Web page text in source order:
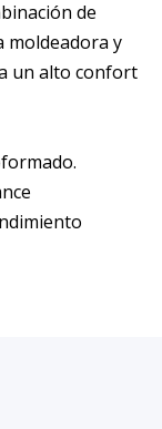
de
moldeadora y
un alto confort